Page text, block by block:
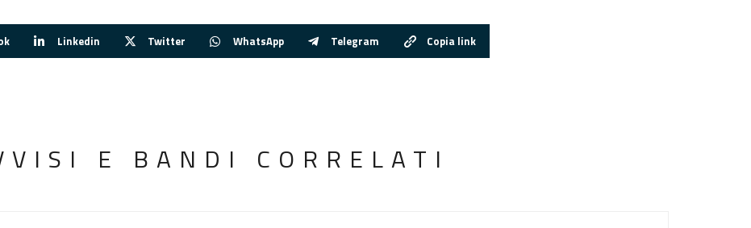
Linkedin Twitter WhatsApp Telegram Copia link
E BANDI CORRELATI